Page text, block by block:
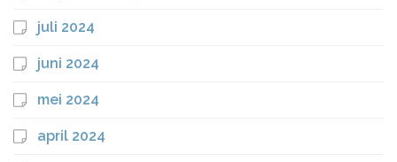
juli 2024
juni 2024
mei 2024
april 2024